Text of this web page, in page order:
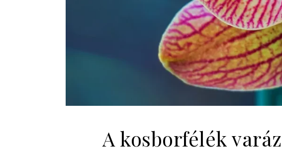
A kosborfélék